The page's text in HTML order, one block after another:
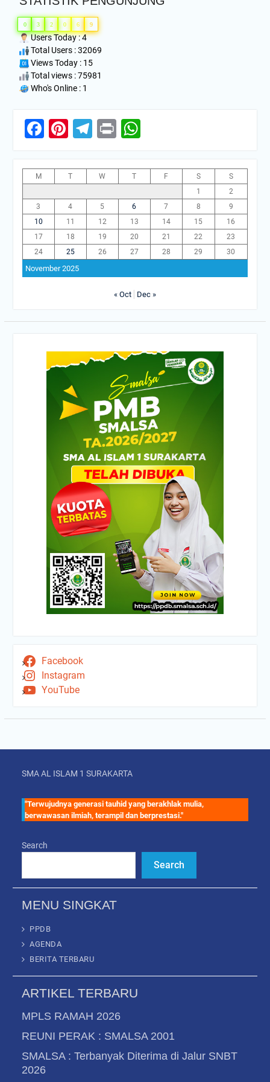
0 3 2 0 6 9
Users Today : 4
Total Users : 32069
Views Today : 15
Total views : 75981
Who's Online : 1
Facebook
Pinterest
Telegram
PrintWhatsApp
November 2025
M T W T F S
S
1
2
3
4 5 6 7 8
9
10
11 12 13 14 15
16
17
18 19 20 21 22
23
24
25 26 27 28 29 30
« Oct Dec »
Facebook
Instagram
YouTube
SMA AL ISLAM 1 SURAKARTA
"Terwujudnya generasi tauhid yang berakhlak mulia,
berwawasan ilmiah, terampil dan berprestasi."
Search
Search
MENU SINGKAT
PPDB
AGENDA
BERITA TERBARU
ARTIKEL TERBARU
MPLS RAMAH 2026
REUNI PERAK : SMALSA 2001
SMALSA : Terbanyak Diterima di Jalur SNBT
2026